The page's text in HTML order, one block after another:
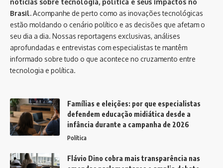
Brasil.Acompanhe de perto como as inovações tecnológicas
estão moldando o cenário político e as decisões que afetam o
seu dia a dia. Nossas reportagens exclusivas, análises
aprofundadas e entrevistas com especialistas te mantêm
informado sobre tudo o que acontece no cruzamento entre
tecnologia e política.
Famílias e eleições: por que especialistas
defendem educação midiática desde a
infância durante a campanha de 2026
Política
Flávio Dino cobra mais transparência nas